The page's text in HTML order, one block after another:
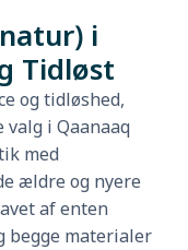
i
Tidløst
og tidløshed,
i Qaanaaq
med
ældre og nyere
af enten
materialer